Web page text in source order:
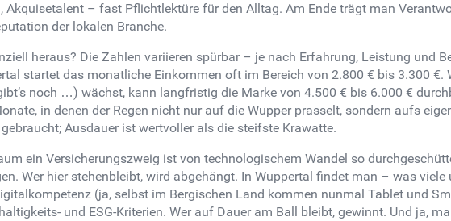
Akquisetalent – fast Pflichtlektüre für den Alltag. Am Ende trägt man
der lokalen Branche.
heraus? Die Zahlen variieren spürbar – je nach Erfahrung, Leistung und
startet das monatliche Einkommen oft im Bereich von 2.800 € bis 3.300
noch …) wächst, kann langfristig die Marke von 4.500 € bis 6.000 €
in denen der Regen nicht nur auf die Wupper prasselt, sondern aufs
Ausdauer ist wertvoller als die steifste Krawatte.
ein Versicherungszweig ist von technologischem Wandel so
Wer hier stehenbleibt, wird abgehängt. In Wuppertal findet man – was
(ja, selbst im Bergischen Land kommen nunmal Tablet und
und ESG-Kriterien. Wer auf Dauer am Ball bleibt, gewinnt. Und ja,